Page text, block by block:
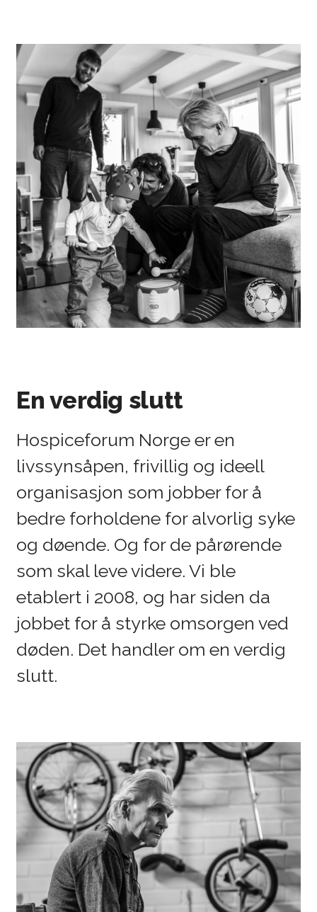
En verdig slutt
Hospiceforum Norge er en
livssynsåpen, frivillig og ideell
organisasjon som jobber for å
bedre forholdene for alvorlig syke
og døende. Og for de pårørende
som skal leve videre. Vi ble
etablert i 2008, og har siden da
jobbet for å styrke omsorgen ved
døden. Det handler om en verdig
slutt.